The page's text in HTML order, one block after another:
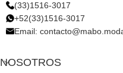
(33)1516-3017
+52(33)1516-3017
Email:
NOSOTROS